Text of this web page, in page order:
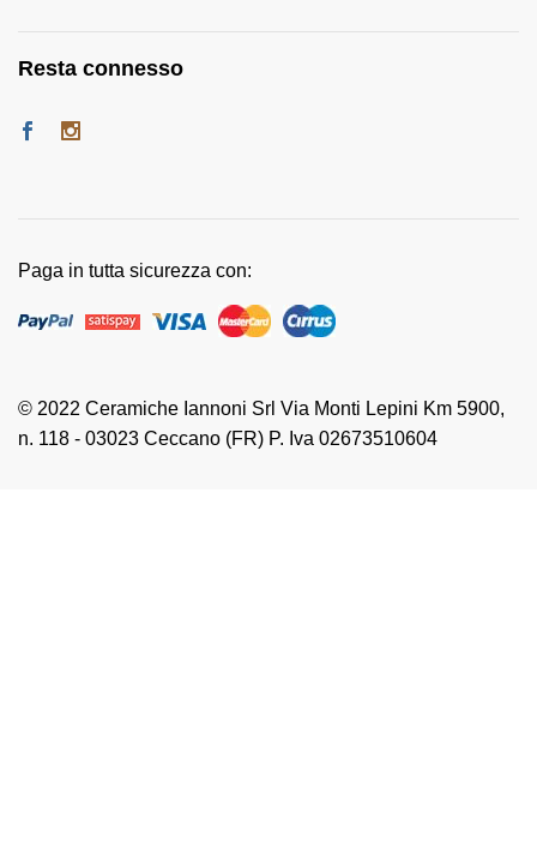
Resta connesso
© 2022 Ceramiche Iannoni Srl Via Monti Lepini Km 5900,
n. 118 - 03023 Ceccano (FR) P. Iva 02673510604
Paga in tutta sicurezza con: